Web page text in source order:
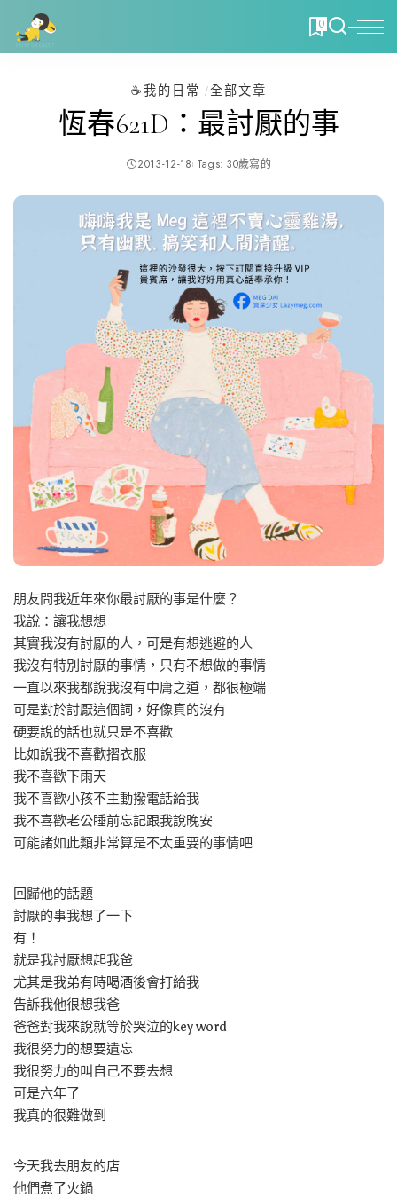
0
☕️我的日常 全部文章
恆春621D：最討厭的事
2013-12-18 Tags: 30歲寫的
朋友問我近年來你最討厭的事是什麼？
我說：讓我想想
其實我沒有討厭的人，可是有想逃避的人
我沒有特別討厭的事情，只有不想做的事情
一直以來我都說我沒有中庸之道，都很極端
可是對於討厭這個詞，好像真的沒有
硬要說的話也就只是不喜歡
比如說我不喜歡摺衣服
我不喜歡下雨天
我不喜歡小孩不主動撥電話給我
我不喜歡老公睡前忘記跟我說晚安
可能諸如此類非常算是不太重要的事情吧
回歸他的話題
討厭的事我想了一下
有！
就是我討厭想起我爸
尤其是我弟有時喝酒後會打給我
告訴我他很想我爸
爸爸對我來說就等於哭泣的key word
我很努力的想要遺忘
我很努力的叫自己不要去想
可是六年了
我真的很難做到
今天我去朋友的店
他們煮了火鍋